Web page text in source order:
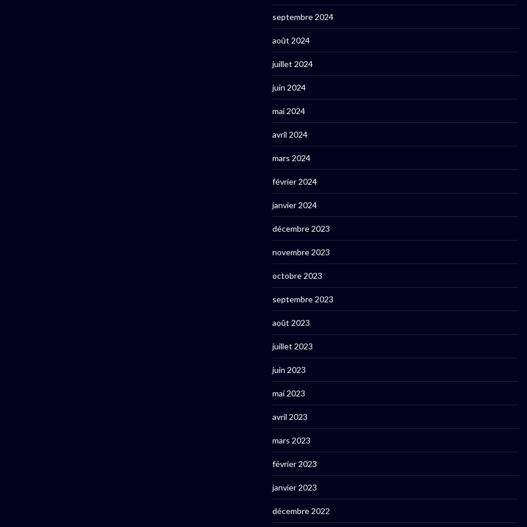
septembre 2024
août 2024
juillet 2024
juin 2024
mai 2024
avril 2024
mars 2024
février 2024
janvier 2024
décembre 2023
novembre 2023
octobre 2023
septembre 2023
août 2023
juillet 2023
juin 2023
mai 2023
avril 2023
mars 2023
février 2023
janvier 2023
décembre 2022